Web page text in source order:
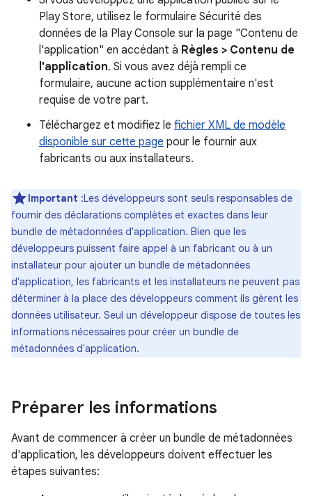
Play Store, utilisez le formulaire Sécurité des
données de la Play Console sur la page "Contenu de
l'application" en accédant à Règles > Contenu de
l'application. Si vous avez déjà rempli ce
formulaire, aucune action supplémentaire n'est
requise de votre part.
Téléchargez et modifiez le fichier XML de modèle
disponible sur cette page pour le fournir aux
fabricants ou aux installateurs.
Important :Les développeurs sont seuls responsables de
fournir des déclarations complètes et exactes dans leur
bundle de métadonnées d'application. Bien que les
développeurs puissent faire appel à un fabricant ou à un
installateur pour ajouter un bundle de métadonnées
d'application, les fabricants et les installateurs ne peuvent pas
déterminer à la place des développeurs comment ils gèrent les
données utilisateur. Seul un développeur dispose de toutes les
informations nécessaires pour créer un bundle de
métadonnées d'application.
Préparer les informations
Avant de commencer à créer un bundle de métadonnées
d'application, les développeurs doivent effectuer les
étapes suivantes: